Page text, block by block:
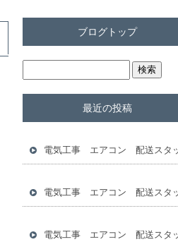
ブログトップ
最近の投稿